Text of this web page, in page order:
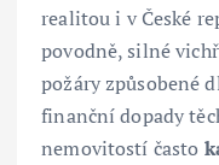
realitou i v České
povodně, silné
požáry způsobené
finanční dopady
nemovitostí často